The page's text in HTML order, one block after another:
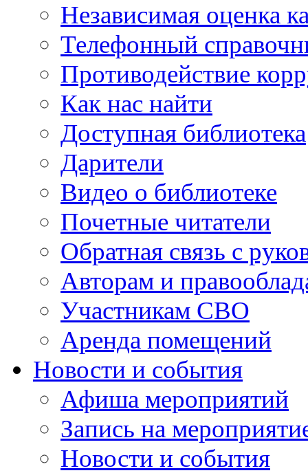
Независимая оценка
Телефонный
Противодействие
Как нас найти
Доступная библиотека
Дарители
Видео о библиотеке
Почетные читатели
Обратная связь с
Авторам и
Участникам СВО
Аренда помещений
Новости и события
Афиша мероприятий
Запись на
Новости и события